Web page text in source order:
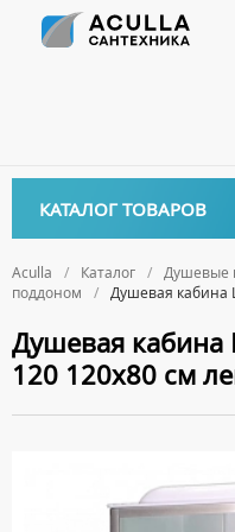
Aculla Каталог Душевые
поддоном
Душевая кабина
Душевая кабина
120 120х80 см
КАТАЛОГ ТОВАРОВ
ДЕРЖАТЕЛИ
ДИСПЕНСЕРЫ
ДОЗАТОРЫ ДЛЯ МЫЛА
ПОЛОТЕНЦЕДЕРЖАТЕЛИ
Биде
НАПОЛЬНЫЕ БИДЕ
ПОДВЕСНЫЕ БИДЕ
КРЫШКИ ДЛЯ БИДЕ
Ванны
АКРИЛОВЫЕ ВАННЫ
СТАЛЬНЫЕ ВАННЫ
Ванны
ПОДГОЛОВНИКИ
ВОДОНАГРЕВАТЕЛИ
ВОДОНАГРЕВАТЕЛИ
ДУШЕВЫЕ ДВЕРИ
Встройка